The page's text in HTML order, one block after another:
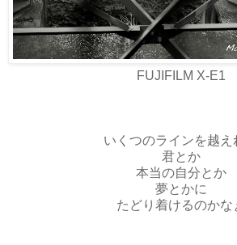
FUJIFILM X-E1
いくつのラインを越え
君とか
本当の自分とか
夢とかに
たどり着けるのかな